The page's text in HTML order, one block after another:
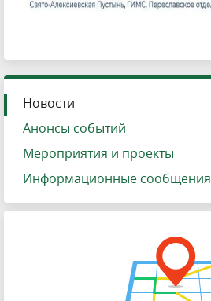
Новости
Анонсы событий
Мероприятия и проекты
Информационные сообщения